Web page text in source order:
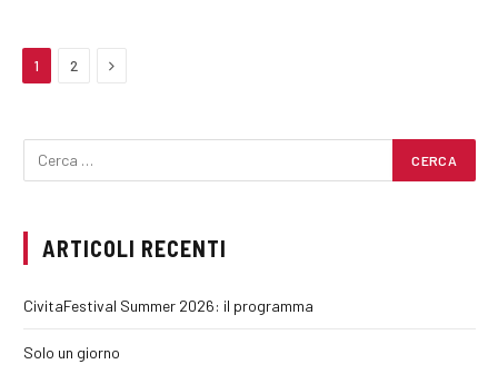
1 2 Next
ARTICOLI RECENTI
CivitaFestival Summer 2026: il programma
Solo un giorno